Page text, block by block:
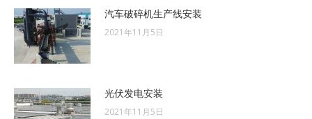
汽车破碎机生产线安装
2021年11月5日
光伏发电安装
2021年11月5日